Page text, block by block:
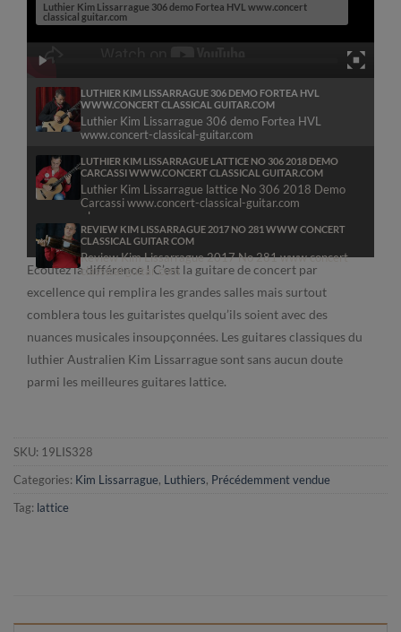
Luthier Kim Lissarrague 306 demo Fortea HVL www.concert
classical guitar.com
LUTHIER KIM LISSARRAGUE 306 DEMO FORTEA HVL
WWW.CONCERT CLASSICAL GUITAR.COM
Luthier Kim Lissarrague 306 demo Fortea HVL
www.concert-classical-guitar.com
Once again, t
read more »
LUTHIER KIM LISSARRAGUE LATTICE NO 306 2018 DEMO
CARCASSI WWW.CONCERT CLASSICAL GUITAR.COM
Luthier Kim Lissarrague lattice No 306 2018 Demo
Carcassi www.concert-classical-guitar.com
<b
read more »
REVIEW KIM LISSARRAGUE 2017 NO 281 WWW CONCERT
CLASSICAL GUITAR COM
Review Kim Lissarrague 2017 No 281 www concert
classical guitar com
More information on pr
Ecoutez la différence ! C’est la guitare de concert par
excellence qui remplira les grandes salles mais surtout
comblera tous les guitaristes quelqu’ils soient avec des
nuances musicales insoupçonnées. Les guitares classiques du
luthier Australien Kim Lissarrague sont sans aucun doute
parmi les meilleures guitares lattice.
SKU: 19LIS328
Categories: Kim Lissarrague, Luthiers, Précédemment vendue
Tag: lattice